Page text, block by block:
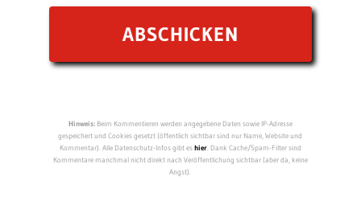
Hinweis:Beim Kommentieren werden angegebene Daten sowie IP-Adresse
gespeichert und Cookies gesetzt (öffentlich sichtbar sind nur Name, Website und
Kommentar). Alle Datenschutz-Infos gibt eshier. Dank Cache/Spam-Filter sind
Kommentare manchmal nicht direkt nach Veröffentlichung sichtbar (aber da, keine
Angst).